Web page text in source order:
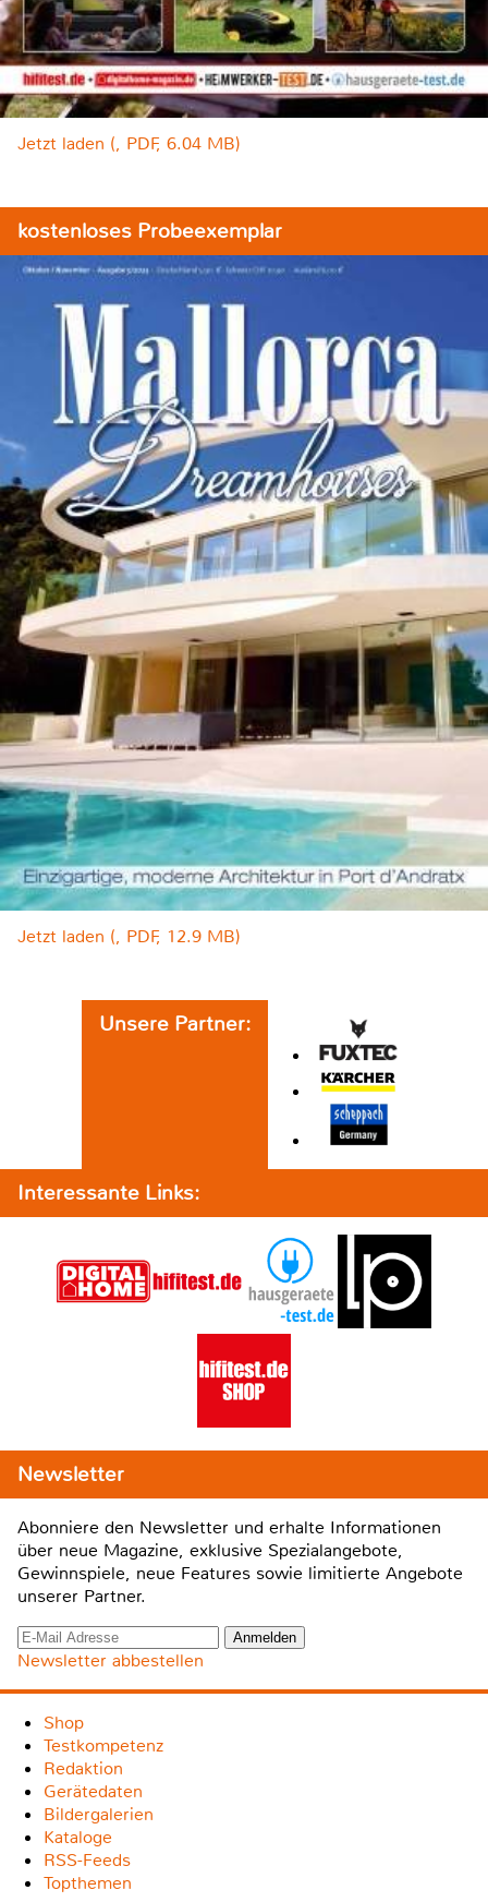
Jetzt laden (, PDF, 6.04 MB)
kostenloses Probeexemplar
Jetzt laden (, PDF, 12.9 MB)
Unsere Partner:
Interessante Links:
Newsletter
Abonniere den Newsletter und erhalte Informationen
über neue Magazine, exklusive Spezialangebote,
Gewinnspiele, neue Features sowie limitierte Angebote
unserer Partner.
Newsletter abbestellen
Shop
Testkompetenz
Redaktion
Gerätedaten
Bildergalerien
Kataloge
RSS-Feeds
Topthemen